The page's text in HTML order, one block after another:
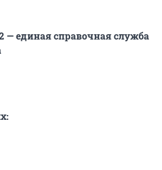
— единая справочная служба